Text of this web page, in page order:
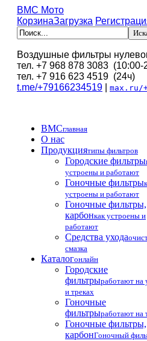
BMC Мото
КорзинаЗагрузка
Воздушные фильтры
тел. +7 968 878 3083 (10:00-
тел. +7 916 623 4519
t.me/+79166234519
max.ru/
BMCглавная
О нас
Продукциятипы фильтров
Городские фильтры
устроены и работают
Гоночные фильтры
устроены и работают
Гоночные фильтры,
карбонкак устроены и
работают
Средства ухода
смазка
Каталогонлайн
Городские
фильтрыработают на
и треках
Гоночные
фильтрыработают на
Гоночные фильтры,
карбонГоночный